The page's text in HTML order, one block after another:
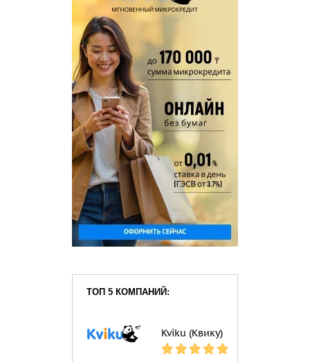
ТОП 5 КОМПАНИЙ:
Kviku (Квику)